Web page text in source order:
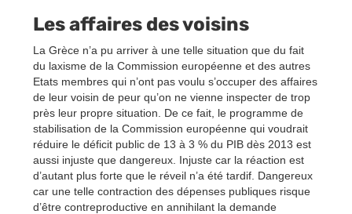
Les affaires des voisins
La Grèce n’a pu arriver à une telle situation que du fait
du laxisme de la Commission européenne et des autres
Etats membres qui n’ont pas voulu s’occuper des affaires
de leur voisin de peur qu’on ne vienne inspecter de trop
près leur propre situation. De ce fait, le programme de
stabilisation de la Commission européenne qui voudrait
réduire le déficit public de 13 à 3 % du PIB dès 2013 est
aussi injuste que dangereux. Injuste car la réaction est
d’autant plus forte que le réveil n’a été tardif. Dangereux
car une telle contraction des dépenses publiques risque
d’être contreproductive en annihilant la demande